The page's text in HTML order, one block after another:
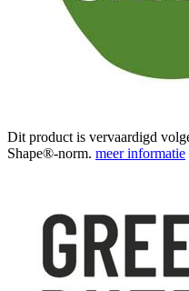
Dit product is vervaardigd
Shape®-norm. meer informatie